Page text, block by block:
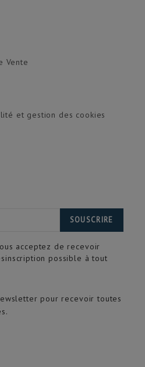
Vente
et gestion des cookies
pour recevoir toutes
SOUSCRIRE
acceptez de recevoir
possible à tout